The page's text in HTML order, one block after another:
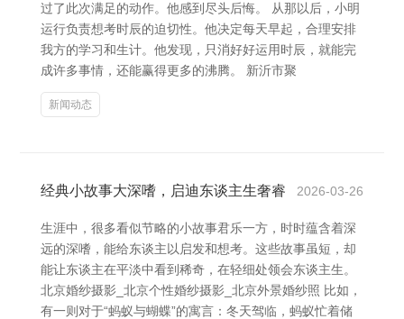
过了此次满足的动作。他感到尽头后悔。 从那以后，小明
运行负责想考时辰的迫切性。他决定每天早起，合理安排
我方的学习和生计。他发现，只消好好运用时辰，就能完
成许多事情，还能赢得更多的沸腾。 新沂市聚
新闻动态
经典小故事大深嗜，启迪东谈主生奢睿 2026-03-26
生涯中，很多看似节略的小故事君乐一方，时时蕴含着深
远的深嗜，能给东谈主以启发和想考。这些故事虽短，却
能让东谈主在平淡中看到稀奇，在轻细处领会东谈主生。
北京婚纱摄影_北京个性婚纱摄影_北京外景婚纱照 比如，
有一则对于“蚂蚁与蝴蝶”的寓言：冬天驾临，蚂蚁忙着储